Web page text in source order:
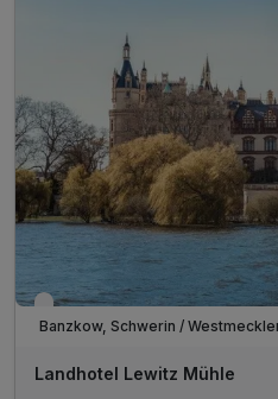
inkl. Nutzung des Spielplatzes
Verfügbar bis November
Banzkow, Schwerin /
Landhotel Lewitz Mühle